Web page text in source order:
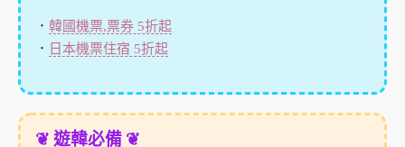
． 韓國機票,票券 5折起
． 日本機票住宿 5折起
❦ 遊韓必備 ❦